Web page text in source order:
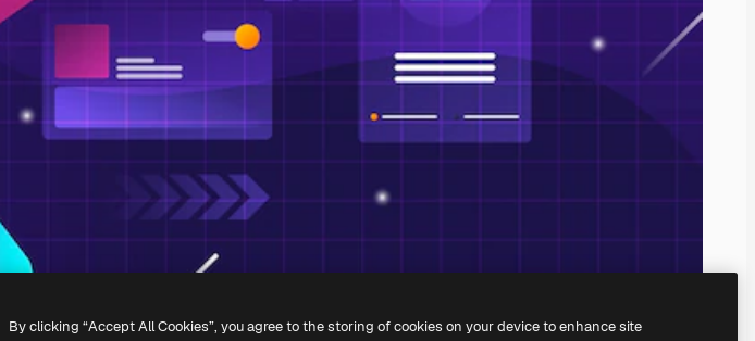
By clicking “Accept All Cookies”, you agree to the storing of cookies on your device to enhance site